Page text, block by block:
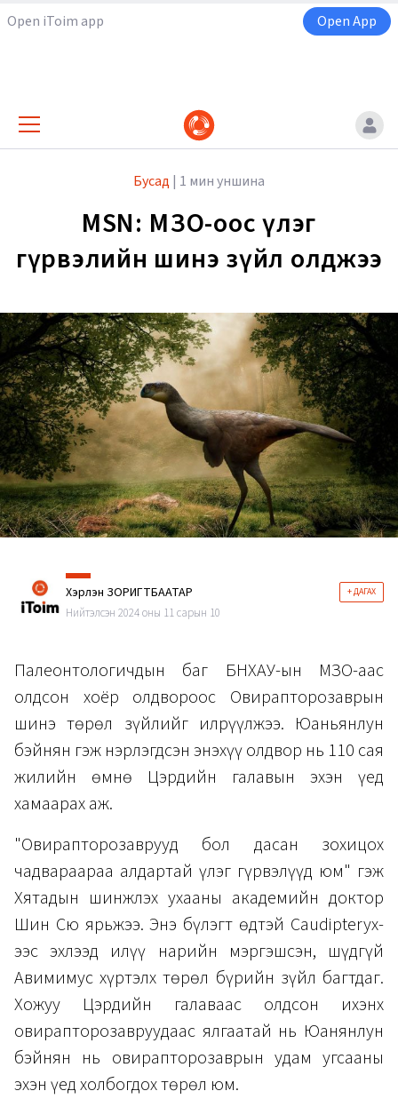
Open iToim app Open App
Бусад | 1 мин уншина
MSN: ӨМӨЗО-оос үлэг
гүрвэлийн шинэ зүйл олджээ
Хэрлэн ЗОРИГТБААТАР + ДАГАХ
Нийтэлсэн 2024 оны 11 сарын 10
Палеонтологичдын баг БНХАУ-ын ӨМӨЗО-аас
олдсон хоёр олдвороос Овирапторозаврын
шинэ төрөл зүйлийг илрүүлжээ. Юаньянлун
бэйнян гэж нэрлэгдсэн энэхүү олдвор нь 110 сая
жилийн өмнө Цэрдийн галавын эхэн үед
хамаарах аж.
"Овирапторозаврууд бол дасан зохицох
чадвараараа алдартай үлэг гүрвэлүүд юм" гэж
Хятадын шинжлэх ухааны академийн доктор
Шин Сю ярьжээ. Энэ бүлэгт өдтэй Caudipteryx-
ээс эхлээд илүү нарийн мэргэшсэн, шүдгүй
Авимимус хүртэлх төрөл бүрийн зүйл багтдаг.
Хожуу Цэрдийн галаваас олдсон ихэнх
овирапторозавруудаас ялгаатай нь Юанянлун
бэйнян нь овирапторозаврын удам угсааны
эхэн үед холбогдох төрөл юм.